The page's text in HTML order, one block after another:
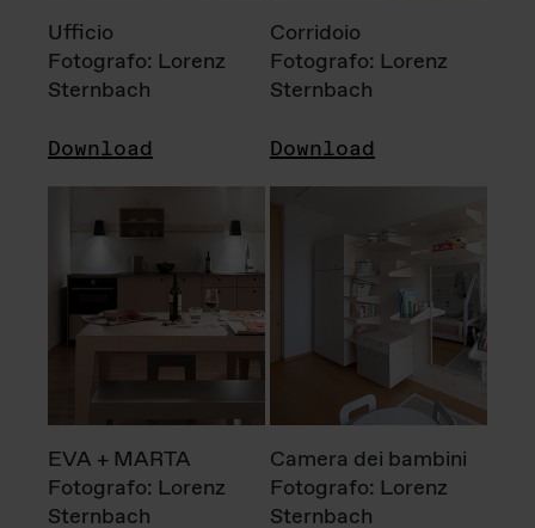
Ufficio
Fotografo: Lorenz
Sternbach
Download
Corridoio
Fotografo: Lorenz
Sternbach
Download
EVA + MARTA
Fotografo: Lorenz
Sternbach
Camera dei bambini
Fotografo: Lorenz
Sternbach